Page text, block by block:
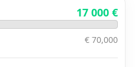
17 000 €
€ 70,000